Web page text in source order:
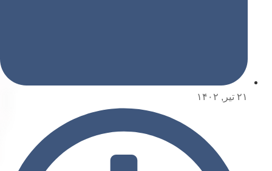
۲۱ تیر, ۱۴۰۲